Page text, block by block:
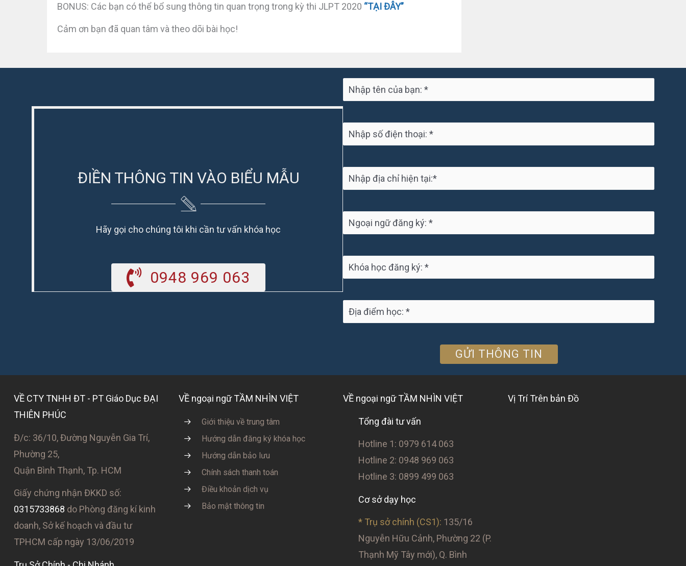
BONUS: Các bạn có thể bổ sung thông tin quan trọng trong kỳ thi JLPT 2020 “TẠI ĐÂY”
Cảm ơn bạn đã quan tâm và theo dõi bài học!
ĐIỀN THÔNG TIN VÀO BIỂU MẪU
Hãy gọi cho chúng tôi khi cần tư vấn khóa học
0948 969 063
VỀ CTY TNHH ĐT - PT Giáo Dục ĐẠI
THIÊN PHÚC
Đ/c: 36/10, Đường Nguyễn Gia Trí,
Phường 25,
Quận Bình Thạnh, Tp. HCM
Giấy chứng nhận ĐKKD số:
0315733868 do Phòng đăng kí kinh
doanh, Sở kế hoạch và đầu tư
TPHCM cấp ngày 13/06/2019
VỀ ngoại ngữ TẦM NHÌN VIỆT
Giới thiệu về trung tâm
Hướng dẫn đăng ký khóa học
Hướng dẫn bảo lưu
Chính sách thanh toán
Điều khoản dịch vụ
Bảo mật thông tin
VỀ ngoại ngữ TẦM NHÌN VIỆT
Tổng đài tư vấn
Hotline 1: 0979 614 063
Hotline 2: 0948 969 063
Hotline 3: 0899 499 063
Cơ sở dạy học
* Trụ sở chính (CS1): 135/16
Nguyễn Hữu Cảnh, Phường 22 (P.
Thạnh Mỹ Tây mới), Q. Bình
Vị Trí Trên bản Đồ